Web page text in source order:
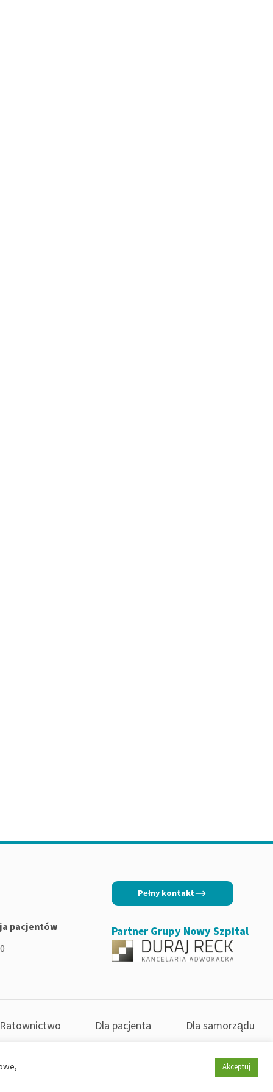
pacjentów
Pełny kontakt
Partner Grupy Nowy Szpital
Dla pacjenta Dla samorządu
Akceptuj